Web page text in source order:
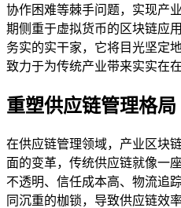
协作困难等棘手问题，实现产
期侧重于虚拟货币的区块链应
务实的实干家，它将目光坚定
致力于为传统产业带来实实在
重塑供应链管理格局
在供应链管理领域，产业区块
面的变革，传统供应链就像一
不透明、信任成本高、物流追
同沉重的枷锁，导致供应链效